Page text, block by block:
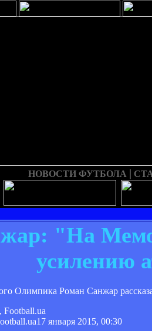
НОВОСТИ ФУТБОЛА |
"На
усилению
Олимпика Роман Санжар
17 января 2015, 00:30